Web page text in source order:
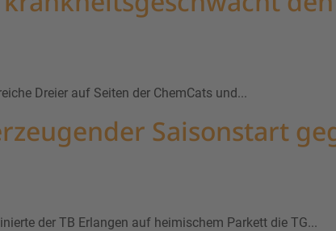
Dreier auf Seiten der ChemCats und...
Saisonstart
der TB Erlangen auf heimischem Parkett die TG...